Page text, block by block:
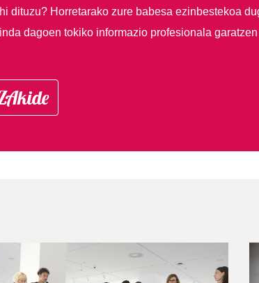
dituzu? Horretarako zure babesa ezinbestekoa
dagoen tokiko informazio profesionala garatzen